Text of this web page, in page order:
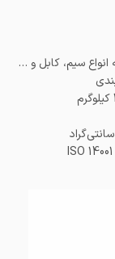
سیم، کابل و …